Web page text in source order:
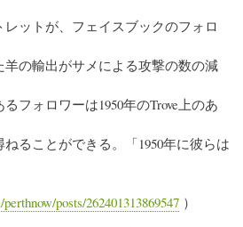
ットが、フェイスブックのフォロ
羊の輸出がサメによる攻撃の数の減
フォロワーは1950年のTrove上のあ
ることができる。「1950年に彼らは
posts/262401313869547 ）